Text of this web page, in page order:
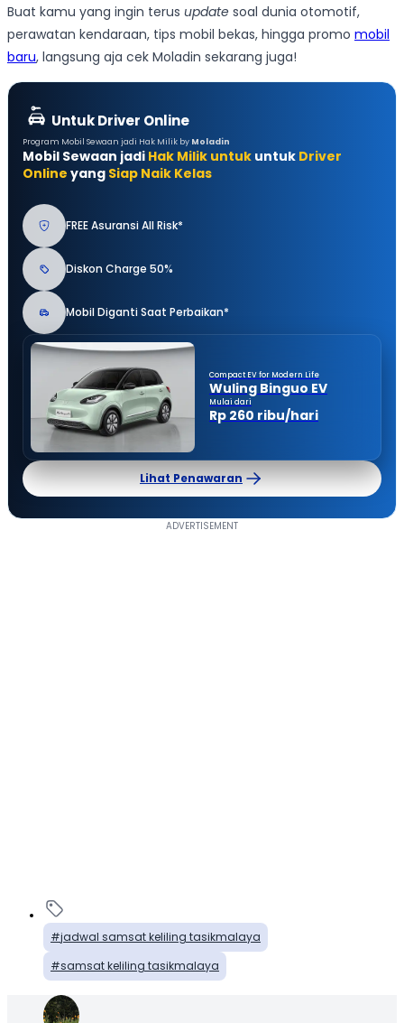
Buat kamu yang ingin terus update soal dunia otomotif,
perawatan kendaraan, tips mobil bekas, hingga promo mobil
baru, langsung aja cek Moladin sekarang juga!
Untuk Driver Online
Program Mobil Sewaan jadi Hak Milik by Moladin
Mobil Sewaan jadi Hak Milik untuk untuk Driver
Online yang Siap Naik Kelas
FREE Asuransi All Risk*
Diskon Charge 50%
Mobil Diganti Saat Perbaikan*
Compact EV for Modern Life
Wuling Binguo EV
Mulai dari
Rp 260 ribu/hari
Lihat Penawaran
jadwal samsat keliling tasikmalaya
samsat keliling tasikmalaya